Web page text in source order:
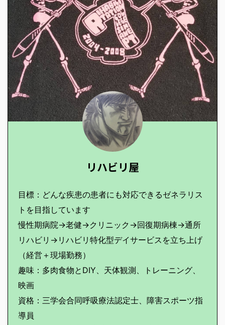
リハビリ屋
目標：どんな疾患の患者にも対応できるゼネラリス
トを目指しています
慢性期病院→老健→クリニック→回復期病棟→通所
リハビリ→リハビリ特化型デイサービスを立ち上げ
（経営＋現場勤務）
趣味：多肉食物とDIY、天体観測、トレーニング、
映画
資格：三学会合同呼吸療法認定士、障害スポーツ指
導員